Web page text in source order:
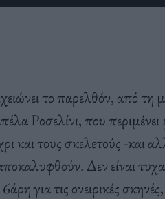
το παρελθόν, από
Ροσελίνι, που
και τους σκελετούς -και
Δεν είναι
για τις ονειρικές